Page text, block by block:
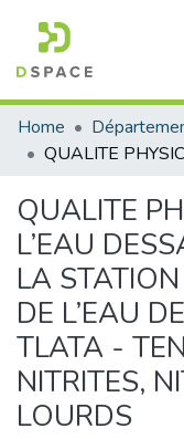
Communities &
All of DSpace
Home
QUALITE
L’EAU
LA
DE L’EAU
TLATA -
NITRITES,
LOURDS